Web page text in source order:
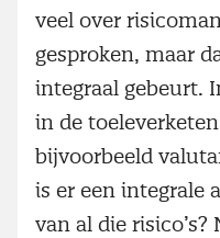
veel over
gesproken, maar
integraal gebeurt.
in de
bijvoorbeeld
is er een integrale
van al die